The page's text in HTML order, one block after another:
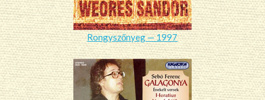
Rongyszőnyeg — 1997